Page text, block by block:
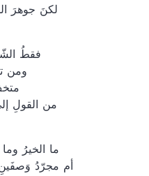
لكنَ جوهرَ
فقطُ
ومن
من القولِ
ما الخيرُ
أم مجرّدُ وَصفَينِ